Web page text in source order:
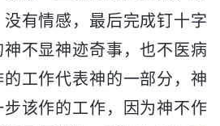
有情感，最后完成钉十字
不显神迹奇事，也不医病
工作代表神的一部分，神
该作的工作，因为神不作